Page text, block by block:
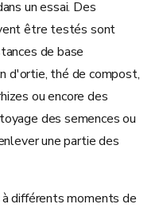
un essai. Des
être testés sont
de base
d'ortie, thé de compost,
ou encore des
des semences ou
une partie des
différents moments de